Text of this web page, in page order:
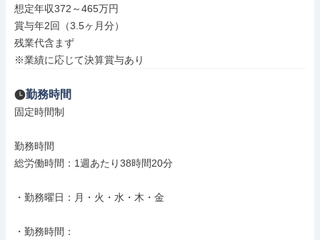
想定年収372～465万円
賞与年2回（3.5ヶ月分）
残業代含まず
※業績に応じて決算賞与あり
勤務時間
固定時間制
勤務時間
総労働時間：1週あたり38時間20分
・勤務曜日：月・火・水・木・金
・勤務時間：